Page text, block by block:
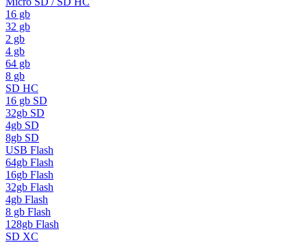
16 gb
32 gb
2 gb
4 gb
64 gb
8 gb
SD HC
16 gb SD
32gb SD
4gb SD
8gb SD
USB Flash
64gb Flash
16gb Flash
32gb Flash
4gb Flash
8 gb Flash
128gb Flash
SD XC